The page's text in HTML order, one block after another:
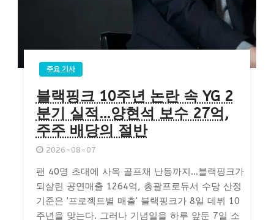
주요 기사
블랙핑크 10주년 논란 속 YG 2
분기 실적…양현석 보수 27억,
주주 배당의 절반
2026-08-07
팬 40명 초대에 사옥 골프채 난동까지…블랙핑크가
되살린 공연매출 1264억, 총괄프로듀서 수당 산정
기준은 '프로젝트별 매출' 블랙핑크가 8일 데뷔 10
주년을 맞는다. 그러나 기념일을 하루 앞둔 7일 소